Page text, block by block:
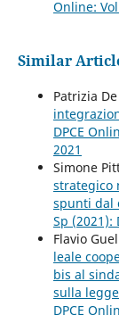
Online:
Similar
Patrizia
DPCE
2021
Simone
strategico
spunti dal
Sp (2021):
Flavio
leale
bis al
sulla
DPCE